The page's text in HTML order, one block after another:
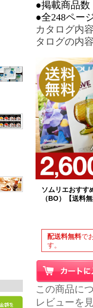
●掲載商品数
●全248ペー
カタログ内
タログの内
ソムリエおすす
（BO）【送料
配送料無料で
す。
この商品に
レビューを